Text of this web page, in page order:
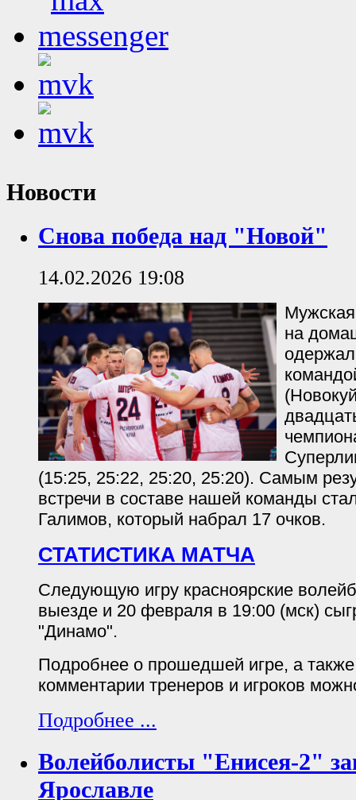
Новости
Снова победа над "Новой"
14.02.2026 19:08
на
(15:25, 25:22, 25:20, 25:20). Самым
встречи в составе нашей команды
Галимов, который набрал 17 очков.
СТАТИСТИКА МАТЧА
Следующую игру красноярские
выезде и 20 февраля в 19:00 (мск)
"Динамо".
Подробнее о прошедшей игре, а
комментарии тренеров и игроков
Подробнее ...
Волейболисты "Енисея-2"
Ярославле